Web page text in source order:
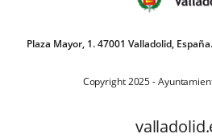
Plaza Mayor, 1. 47001 Valladolid,
Copyright 2025 -